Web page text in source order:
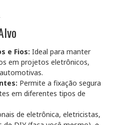
e Fios: Ideal para manter
em projetos eletrônicos,
Permite a fixação segura
em diferentes tipos de
de eletrônica, eletricistas,